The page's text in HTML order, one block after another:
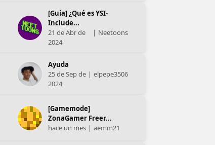
21 de Abr de
2024
| Neetoons
[Guía] ¿Qué es YSI-
Include...
25 de Sep de
2024
| elpepe3506
Ayuda
hace un mes | aemm21
[Gamemode]
ZonaGamer Freer...